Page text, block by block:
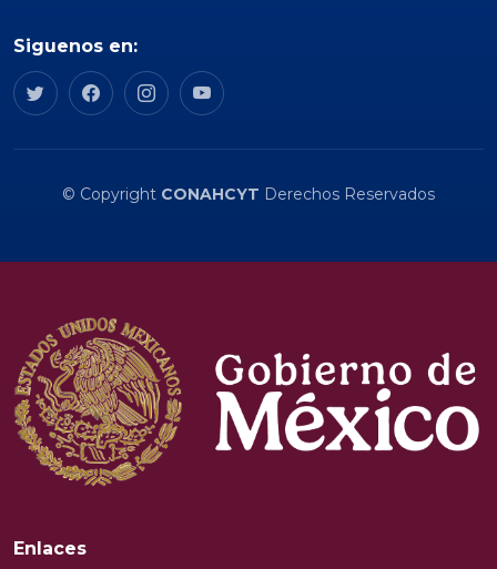
Siguenos en:
© Copyright CONAHCYT Derechos Reservados
Enlaces